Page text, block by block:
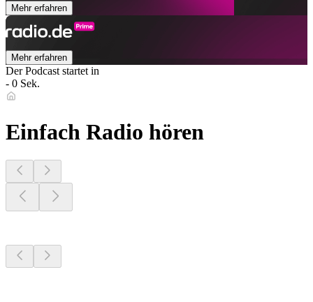
Mehr erfahren
Mehr erfahren
Der Podcast startet in
- 0 Sek.
Einfach Radio hören